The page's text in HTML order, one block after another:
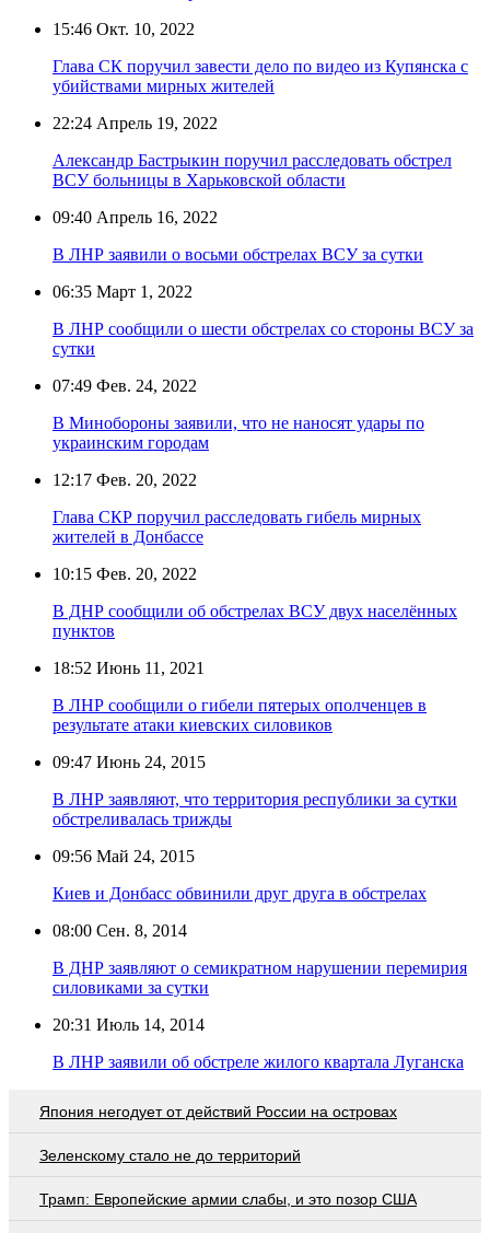
15:46 Окт. 10, 2022
Глава СК поручил завести дело по видео из Купянска с
убийствами мирных жителей
22:24 Апрель 19, 2022
Александр Бастрыкин поручил расследовать обстрел
ВСУ больницы в Харьковской области
09:40 Апрель 16, 2022
В ЛНР заявили о восьми обстрелах ВСУ за сутки
06:35 Март 1, 2022
В ЛНР сообщили о шести обстрелах со стороны ВСУ за
сутки
07:49 Фев. 24, 2022
В Минобороны заявили, что не наносят удары по
украинским городам
12:17 Фев. 20, 2022
Глава СКР поручил расследовать гибель мирных
жителей в Донбассе
10:15 Фев. 20, 2022
В ДНР сообщили об обстрелах ВСУ двух населённых
пунктов
18:52 Июнь 11, 2021
В ЛНР сообщили о гибели пятерых ополченцев в
результате атаки киевских силовиков
09:47 Июнь 24, 2015
В ЛНР заявляют, что территория республики за сутки
обстреливалась трижды
09:56 Май 24, 2015
Киев и Донбасс обвинили друг друга в обстрелах
08:00 Сен. 8, 2014
В ДНР заявляют о семикратном нарушении перемирия
силовиками за сутки
20:31 Июль 14, 2014
В ЛНР заявили об обстреле жилого квартала Луганска
Япония негодует от действий России на островах
Зеленскому стало не до территорий
Трамп: Европейские армии слабы, и это позор США